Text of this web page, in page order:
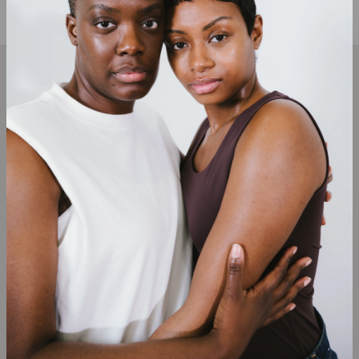
Rejoignez Notre Newsletter !
Recevez les dernières nouveautés, offres exclusives et
inspirations directement dans votre boîte de réception.
Abonnez-vous maintenant et ne manquez rien !
E-mail
S'inscrire
Recherche
Conditions générales de
ventes
Accueil
Catalogue
Nos boxs